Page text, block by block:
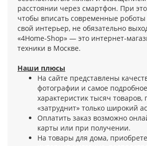
расстоянии через смартфон. При
чтобы вписать современные
свой интерьер, не обязательно
«4Home-Shop» — это интернет-
техники в Москве.
Наши плюсы
На сайте представлены
фотографии и самое
характеристик тысяч товаров,
«затруднит» только широкий
Оплатить заказ возможно
карты или при получении.
На товары для дома,